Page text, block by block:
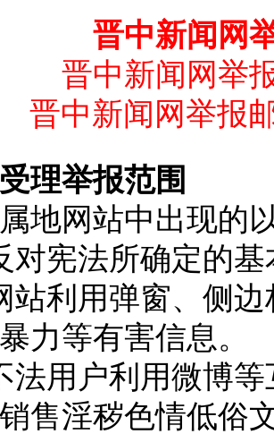
晋中新闻网
晋中新闻网举
晋中新闻网举报
理举报范围
地网站中出现的
对宪法所确定的
站利用弹窗、侧
力等有害信息。
法用户利用微博
售淫秽色情低俗